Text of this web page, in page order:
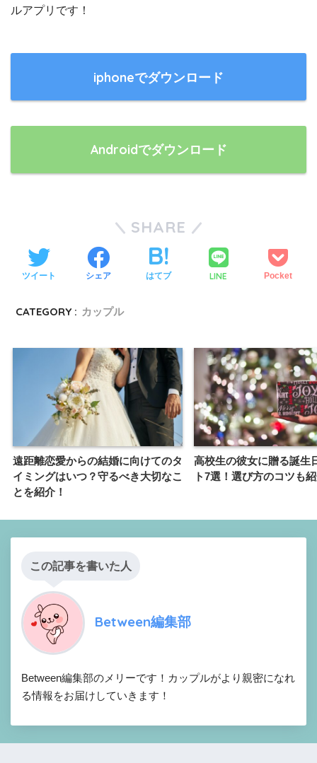
ルアプリです！
iphoneでダウンロード
Androidでダウンロード
SHARE
ツイート シェア はてブ LINE Pocket
CATEGORY : カップル
遠距離恋愛からの結婚に向けてのタ
イミングはいつ？守るべき大切なこ
とを紹介！
高校生の彼女に贈る誕生
ト7選！選び方のコツも
この記事を書いた人
Between編集部
Between編集部のメリーです！カップルがより親密になれ
る情報をお届けしていきます！